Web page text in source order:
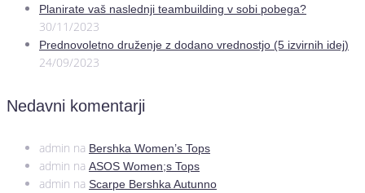
Planirate vaš naslednji teambuilding v sobi pobega?
30/11/2023
Prednovoletno druženje z dodano vrednostjo (5 izvirnih idej)
24/09/2023
Nedavni komentarji
admin na Bershka Women’s Tops
admin na ASOS Women;s Tops
admin na Scarpe Bershka Autunno